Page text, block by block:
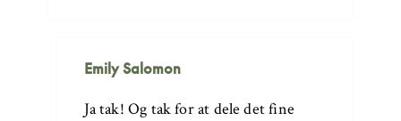
Emily Salomon
Ja tak! Og tak for at dele det fine